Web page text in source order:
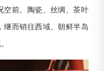
空前。陶瓷、丝绸、茶叶
继而销往西域、朝鲜半岛